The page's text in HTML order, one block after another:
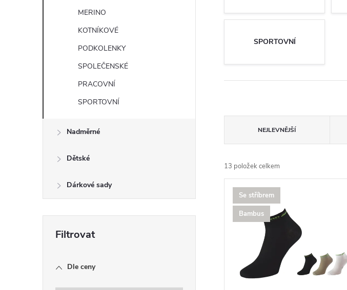
l
MERINO
KOTNÍKOVÉ
PODKOLENKY
SPOLEČENSKÉ
PRACOVNÍ
SPORTOVNÍ
Nadměrné
Dětské
Dárkové sady
Dle ceny
SPORTOVNÍ
a
z
e
n
NEJLEVNĚJŠÍ
13 položek celkem
V
ý
Se stříbrem
Bambus